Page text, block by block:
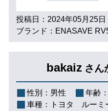
投稿日：2024年05月25日
ブランド：ENASAVE
bakaiz さん
性別： 男性 年齢：
車種：
トヨタ ルー